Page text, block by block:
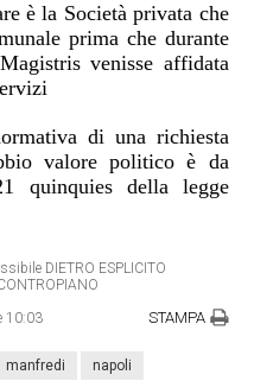
è la Società privata che
prima che durante
venisse affidata
di una richiesta
valore politico è da
quinquies della legge
DIETRO ESPLICITO
10:03 STAMPA
manfredi napoli